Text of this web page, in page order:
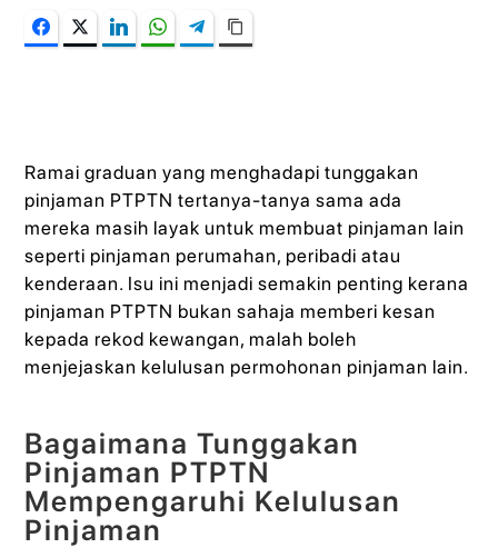
FacebookTwitter LinkedIn WhatsAppTelegram
Ramai graduan yang menghadapi tunggakan
pinjaman PTPTN tertanya-tanya sama ada
mereka masih layak untuk membuat pinjaman lain
seperti pinjaman perumahan, peribadi atau
kenderaan. Isu ini menjadi semakin penting kerana
pinjaman PTPTN bukan sahaja memberi kesan
kepada rekod kewangan, malah boleh
menjejaskan kelulusan permohonan pinjaman lain.
Bagaimana Tunggakan
Pinjaman PTPTN
Mempengaruhi Kelulusan
Pinjaman